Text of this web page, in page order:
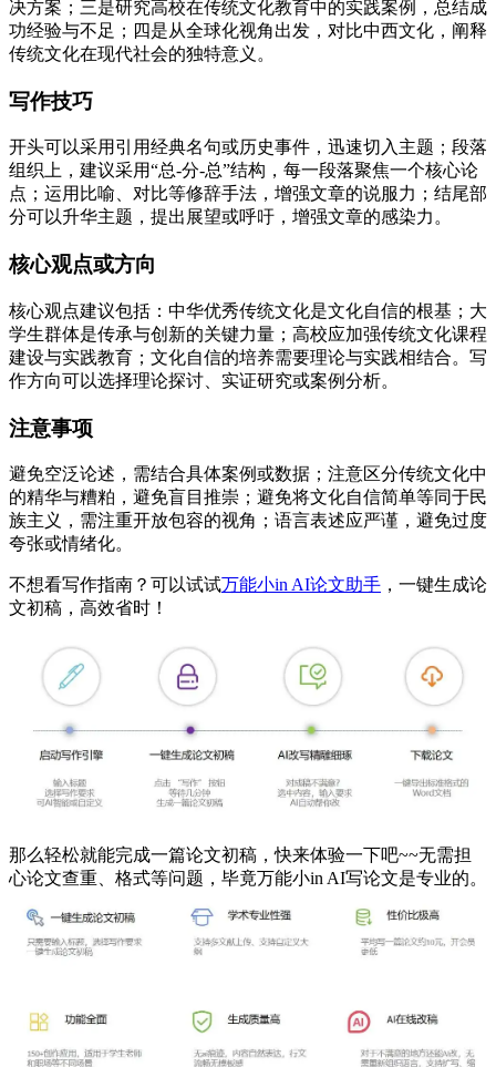
决方案；三是研究高校在传统文化教育中的实践案例，总结成
功经验与不足；四是从全球化视角出发，对比中西文化，阐释
传统文化在现代社会的独特意义。
写作技巧
开头可以采用引用经典名句或历史事件，迅速切入主题；段落
组织上，建议采用“总-分-总”结构，每一段落聚焦一个核心论
点；运用比喻、对比等修辞手法，增强文章的说服力；结尾部
分可以升华主题，提出展望或呼吁，增强文章的感染力。
核心观点或方向
核心观点建议包括：中华优秀传统文化是文化自信的根基；大
学生群体是传承与创新的关键力量；高校应加强传统文化课程
建设与实践教育；文化自信的培养需要理论与实践相结合。写
作方向可以选择理论探讨、实证研究或案例分析。
注意事项
避免空泛论述，需结合具体案例或数据；注意区分传统文化中
的精华与糟粕，避免盲目推崇；避免将文化自信简单等同于民
族主义，需注重开放包容的视角；语言表述应严谨，避免过度
夸张或情绪化。
不想看写作指南？可以试试万能小in AI论文助手 ，一键生成论
文初稿，高效省时！
那么轻松就能完成一篇论文初稿，快来体验一下吧~~无需担
心论文查重、格式等问题，毕竟万能小in AI写论文是专业的。